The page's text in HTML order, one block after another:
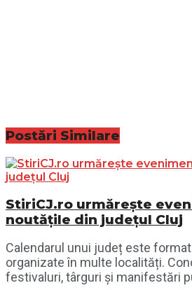
Postări Similare
StiriCJ.ro urmărește
noutățile din județul Cluj
Calendarul unui județ este
organizate în multe localități.
festivaluri, târguri și manifestări